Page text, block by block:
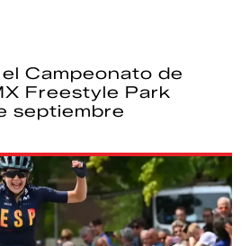
Campeonato de
Freestyle Park
septiembre